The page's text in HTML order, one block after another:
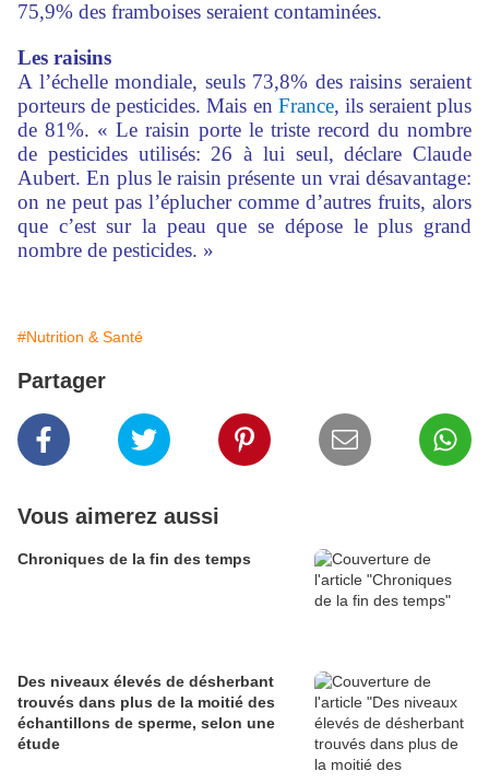
75,9% des framboises seraient contaminées.
Les raisins
A l’échelle mondiale, seuls 73,8% des raisins seraient
porteurs de pesticides. Mais en France, ils seraient plus
de 81%. « Le raisin porte le triste record du nombre
de pesticides utilisés: 26 à lui seul, déclare Claude
Aubert. En plus le raisin présente un vrai désavantage:
on ne peut pas l’éplucher comme d’autres fruits, alors
que c’est sur la peau que se dépose le plus grand
nombre de pesticides. »
#Nutrition & Santé
Partager
Vous aimerez aussi
Chroniques de la fin des temps
Des niveaux élevés de désherbant
trouvés dans plus de la moitié des
échantillons de sperme, selon une
étude